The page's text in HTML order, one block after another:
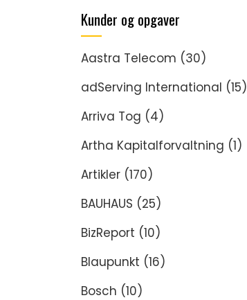
Kunder og opgaver
Aastra Telecom (30)
adServing International (15)
Arriva Tog (4)
Artha Kapitalforvaltning (1)
Artikler (170)
BAUHAUS (25)
BizReport (10)
Blaupunkt (16)
Bosch (10)